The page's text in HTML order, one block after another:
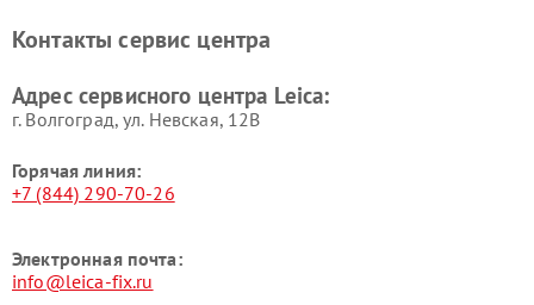
Контакты сервис центра
Адрес сервисного центра Leica:
г. Волгоград, ул. Невская, 12В
Горячая линия:
+7 (844) 290-70-26
Электронная почта:
info@leica-fix.ru